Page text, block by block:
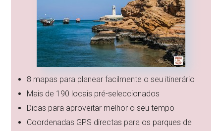
8 mapas para planear facilmente o seu itinerário
Mais de 190 locais pré-seleccionados
Dicas para aproveitar melhor o seu tempo
Coordenadas GPS directas para os parques de